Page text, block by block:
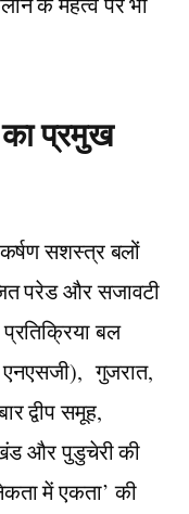
प्रमुख
सशस्त्र बलों
परेड और सजावटी
बल
एनएसजी), गुजरात,
द्वीप समूह,
और पुडुचेरी की
में एकता’ की